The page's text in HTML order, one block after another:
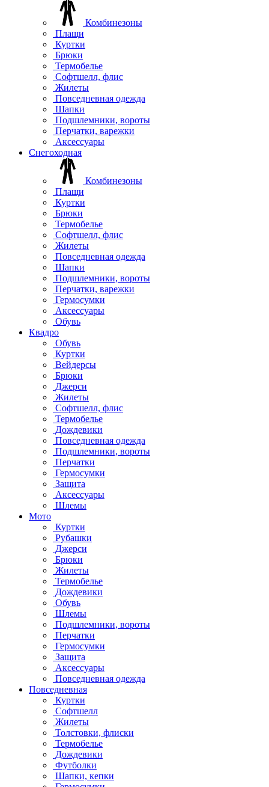
Комбинезоны
Плащи
Куртки
Брюки
Термобелье
Софтшелл, флис
Жилеты
Повседневная одежда
Шапки
Подшлемники, вороты
Перчатки, варежки
Аксессуары
Снегоходная
Комбинезоны
Плащи
Куртки
Брюки
Термобелье
Софтшелл, флис
Жилеты
Повседневная одежда
Шапки
Подшлемники, вороты
Перчатки, варежки
Гермосумки
Аксессуары
Обувь
Квадро
Обувь
Куртки
Вейдерсы
Брюки
Джерси
Жилеты
Софтшелл, флис
Термобелье
Дождевики
Повседневная одежда
Подшлемники, вороты
Перчатки
Гермосумки
Защита
Аксессуары
Шлемы
Мото
Куртки
Рубашки
Джерси
Брюки
Жилеты
Термобелье
Дождевики
Обувь
Шлемы
Подшлемники, вороты
Перчатки
Гермосумки
Защита
Аксессуары
Повседневная одежда
Повседневная
Куртки
Софтшелл
Жилеты
Толстовки, флиски
Термобелье
Дождевики
Футболки
Шапки, кепки